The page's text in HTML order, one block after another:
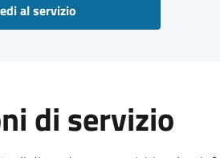
al servizio
di servizio